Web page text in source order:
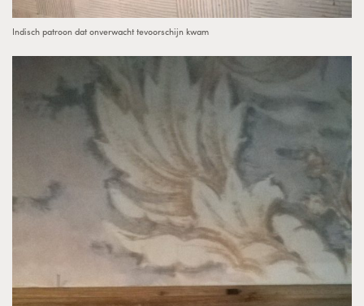
Indisch patroon dat onverwacht tevoorschijn kwam